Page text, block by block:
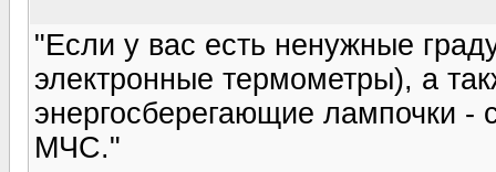
"Если у вас есть ненужные
электронные термометры), а
энергосберегающие лампочки -
МЧС."